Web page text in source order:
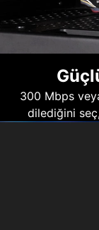
300 Mbps
dilediğini